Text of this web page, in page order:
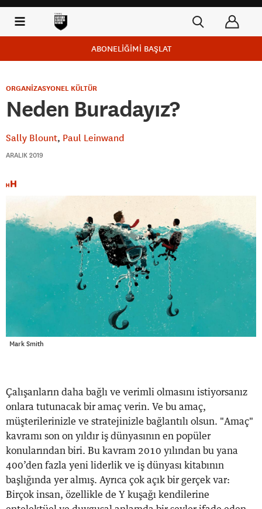
ABONELİĞİMİ BAŞLAT
ORGANİZASYONEL KÜLTÜR
Neden Buradayız?
Sally Blount Paul Leinwand
ARALIK 2019
Mark Smith
Çalışanların daha bağlı ve verimli olmasını istiyorsanız
onlara tutunacak bir amaç verin. Ve bu amaç,
müşterilerinizle ve stratejinizle bağlantılı olsun. "Amaç"
kavramı son on yıldır iş dünyasının en popüler
konularından biri. Bu kavram 2010 yılından bu yana
400’den fazla yeni liderlik ve iş dünyası kitabının
başlığında yer almış. Ayrıca çok açık bir gerçek var:
Birçok insan, özellikle de Y kuşağı kendilerine